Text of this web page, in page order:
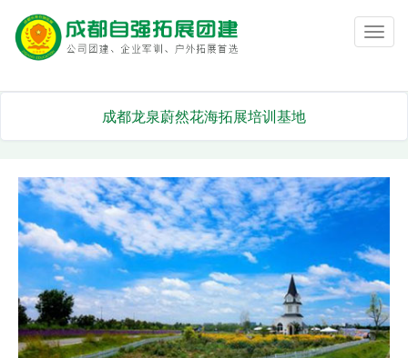
成都龙泉蔚然花海拓展培训基地